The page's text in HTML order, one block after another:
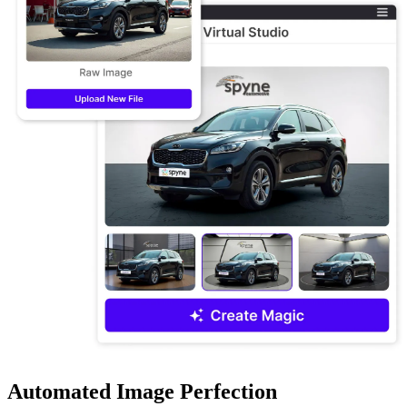
Automated Image Perfection